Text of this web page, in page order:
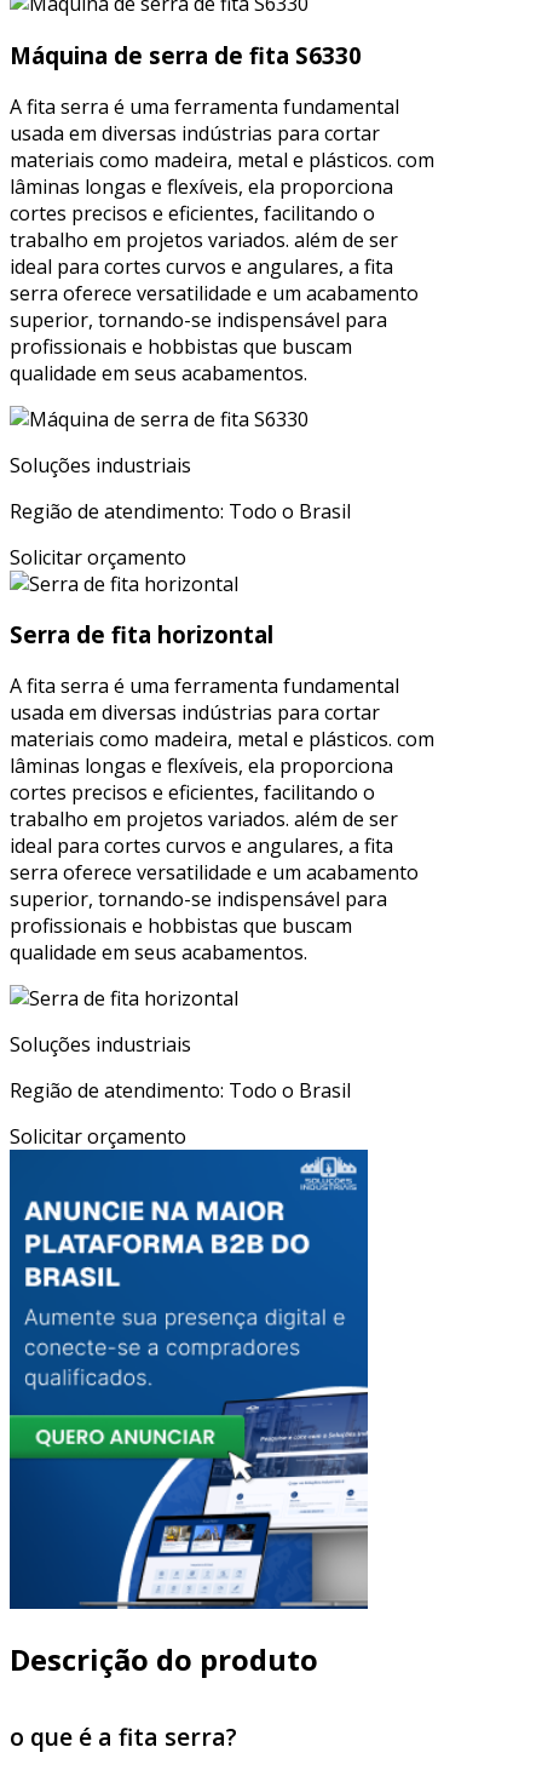
Máquina de serra de fita S6330
A fita serra é uma ferramenta fundamental
usada em diversas indústrias para cortar
materiais como madeira, metal e plásticos. com
lâminas longas e flexíveis, ela proporciona
cortes precisos e eficientes, facilitando o
trabalho em projetos variados. além de ser
ideal para cortes curvos e angulares, a fita
serra oferece versatilidade e um acabamento
superior, tornando-se indispensável para
profissionais e hobbistas que buscam
qualidade em seus acabamentos.
Soluções industriais
Região de atendimento: Todo o Brasil
Solicitar orçamento
Serra de fita horizontal
A fita serra é uma ferramenta fundamental
usada em diversas indústrias para cortar
materiais como madeira, metal e plásticos. com
lâminas longas e flexíveis, ela proporciona
cortes precisos e eficientes, facilitando o
trabalho em projetos variados. além de ser
ideal para cortes curvos e angulares, a fita
serra oferece versatilidade e um acabamento
superior, tornando-se indispensável para
profissionais e hobbistas que buscam
qualidade em seus acabamentos.
Soluções industriais
Região de atendimento: Todo o Brasil
Solicitar orçamento
Descrição do produto
o que é a fita serra?